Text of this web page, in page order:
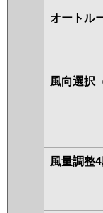
オートル
風向選択
風量調整